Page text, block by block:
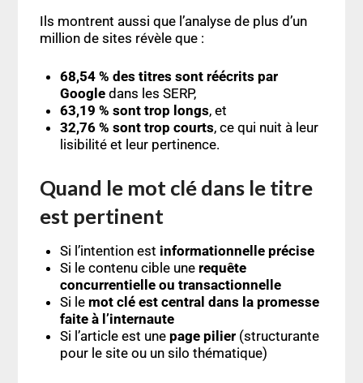
Ils montrent aussi que l’analyse de plus d’un
million de sites révèle que :
68,54 % des titres sont réécrits par
Googledans les SERP,
63,19 % sont trop longs, et
32,76 % sont trop courts, ce qui nuit à leur
lisibilité et leur pertinence.
Quand le mot clé dans le titre
est pertinent
Si l’intention est informationnelle précise
Si le contenu cible une requête
concurrentielle ou transactionnelle
Si le mot clé est central dans la promesse
faite à l’internaute
Si l’article est une page pilier(structurante
pour le site ou un silo thématique)